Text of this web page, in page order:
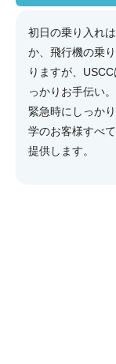
初日の乗り入れ
か、飛行機の乗
りますが、
っかりお手伝い
緊急時にしっか
学のお客様すべ
提供します。